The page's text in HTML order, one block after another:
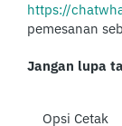
https://
pemesanan
Jangan lupa
Opsi Cetak